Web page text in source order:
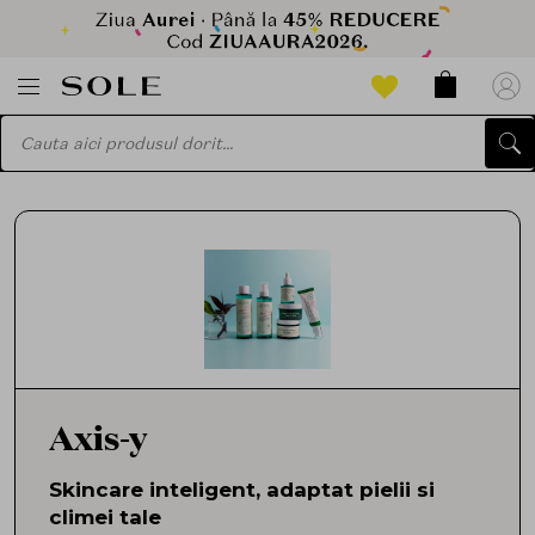
Axis-y
Skincare inteligent, adaptat pielii si
climei tale